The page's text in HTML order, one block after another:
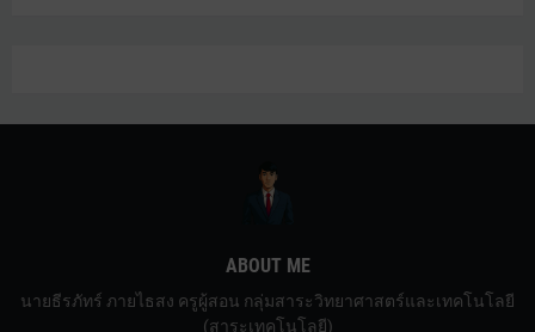
ABOUT ME
นายธีรภัทร์ ภายไธสง ครูผู้สอน กลุ่มสาระวิทยาศาสตร์และเทคโนโลยี
(สาระเทคโนโลยี)